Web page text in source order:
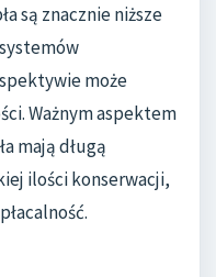
są znacznie niższe
może
Ważnym aspektem
mają długą
ilości konserwacji,